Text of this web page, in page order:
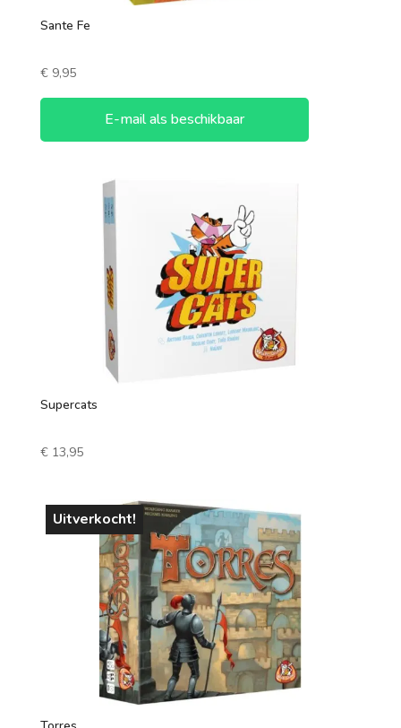
Sante Fe
€9,95
E-mail als beschikbaar
Supercats
€13,95
Uitverkocht!